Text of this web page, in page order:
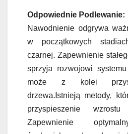
Odpowiednie Podlewanie:
Nawodnienie odgrywa
w początkowych
czarnej. Zapewnienie
sprzyja rozwojowi
może z kolei
drzewa.Istnieją metody,
przyspieszenie
Zapewnienie